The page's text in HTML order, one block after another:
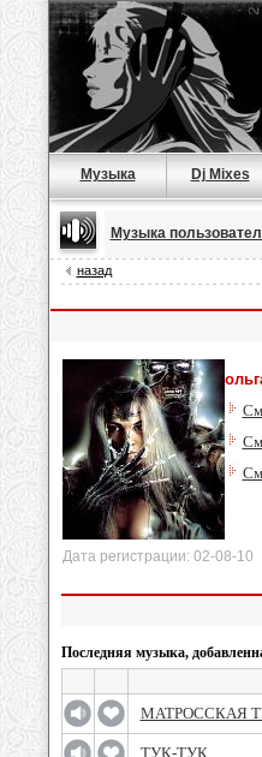
Музыка Dj Mixes
Музыка
назад
Дата регистрации: 02-08-
Последняя музыка,
МАТРОССКАЯ
ТУК-ТУК